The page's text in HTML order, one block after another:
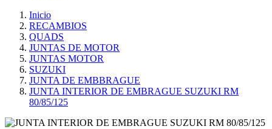
Inicio
RECAMBIOS
QUADS
JUNTAS DE MOTOR
JUNTAS MOTOR
SUZUKI
JUNTA DE EMBBRAGUE
JUNTA INTERIOR DE EMBRAGUE SUZUKI RM
80/85/125